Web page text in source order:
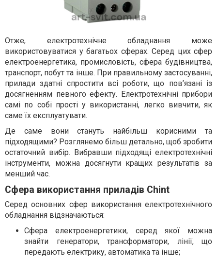
Отже, електротехнічне обладнання може
використовуватися у багатьох сферах. Серед цих сфер
електроенергетика, промисловість, сфера будівництва,
транспорт, побут та інше. При правильному застосуванні,
прилади здатні спростити всі роботи, що пов’язані із
досягненням певного ефекту. Електротехнічні прибори
самі по собі прості у використанні, легко вивчити, як
саме їх експлуатувати.
Де саме вони стануть найбільш корисними та
підходящими? Розглянемо більш детально, щоб зробити
остаточний вибір. Вибравши підходящі електротехнічні
інструменти, можна досягнути кращих результатів за
менший час.
Сфера використання приладів Chint
Серед основних сфер використання електротехнічного
обладнання відзначаються:
Сфера електроенергетики, серед якої можна
знайти генератори, трансформатори, лінії, що
передають електрику, автоматика та інше;